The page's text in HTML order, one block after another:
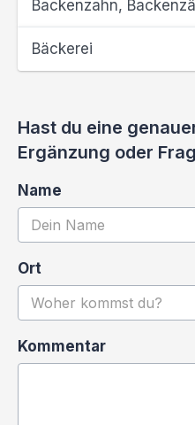
Backenzahn,
Bäckerei
Hast du eine
Ergänzung oder
Name
Ort
Kommentar